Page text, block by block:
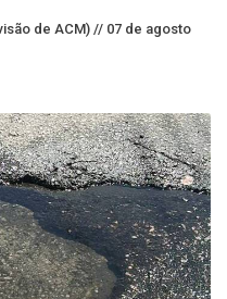
de ACM) // 07 de agosto